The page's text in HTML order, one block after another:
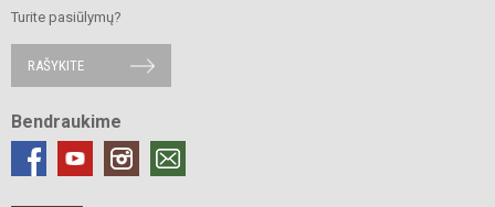
Turite pasiūlymų?
RAŠYKITE
Bendraukime